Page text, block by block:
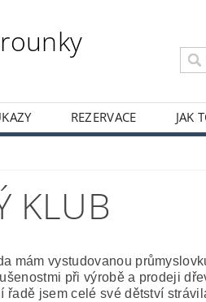
REZERVACE JAK
KLUB
mám vystudovanou
při výrobě a prodeji
řadě jsem celé své dětství